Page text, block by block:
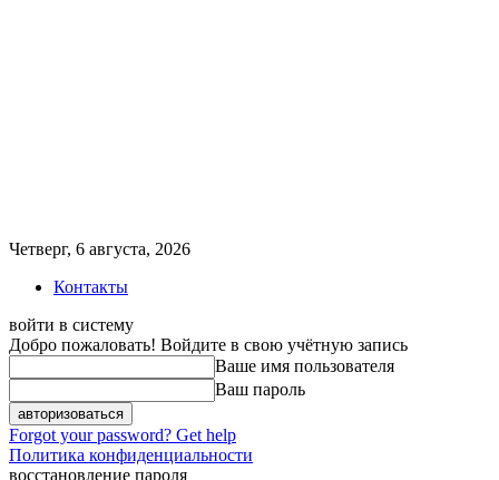
Четверг, 6 августа, 2026
Контакты
войти в систему
Добро пожаловать! Войдите в свою учётную запись
Ваше имя пользователя
Ваш пароль
Forgot your password? Get help
Политика конфиденциальности
восстановление пароля